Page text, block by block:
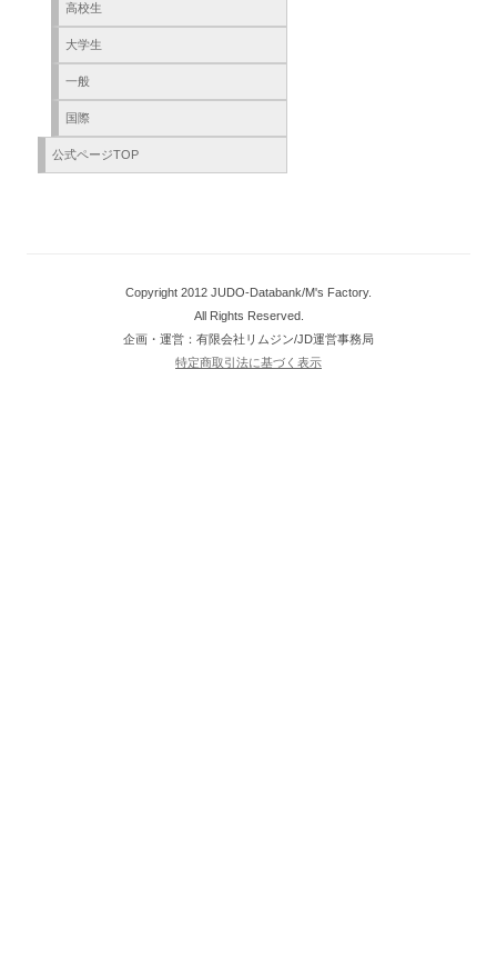
高校生
大学生
一般
国際
公式ページTOP
Copyright 2012 JUDO-Databank/M's Factory.
All Rights Reserved.
企画・運営：有限会社リムジン/JD運営事務局
特定商取引法に基づく表示